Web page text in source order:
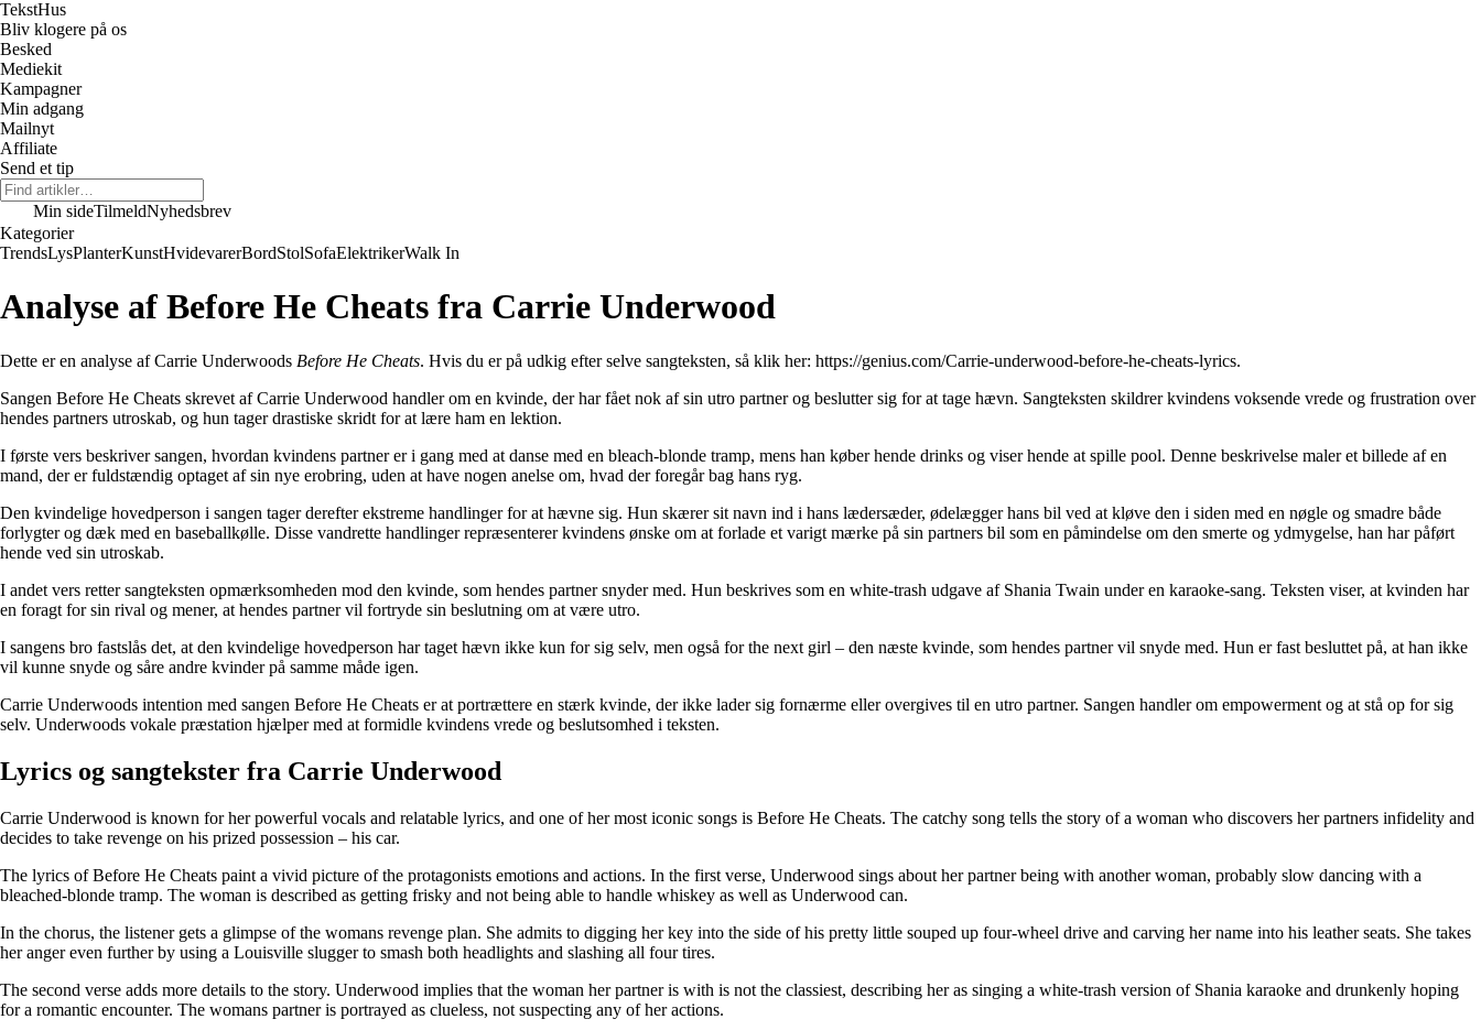
TekstHus
Bliv klogere på os
Besked
Mediekit
Kampagner
Min adgang
Mailnyt
Affiliate
Send et tip
Min sideTilmeldNyhedsbrev
Kategorier
TrendsLysPlanterKunstHvidevarerBordStolSofaElektrikerWalk In
Analyse af Before He Cheats fra Carrie Underwood
Dette er en analyse af Carrie Underwoods Before He Cheats. Hvis du er på udkig efter selve sangteksten, så klik her: https://genius.com/Carrie-underwood-before-he-cheats-lyrics.
Sangen Before He Cheats skrevet af Carrie Underwood handler om en kvinde, der har fået nok af sin utro partner og beslutter sig for at tage hævn. Sangteksten skildrer kvindens voksende vrede og frustration over
hendes partners utroskab, og hun tager drastiske skridt for at lære ham en lektion.
I første vers beskriver sangen, hvordan kvindens partner er i gang med at danse med en bleach-blonde tramp, mens han køber hende drinks og viser hende at spille pool. Denne beskrivelse maler et billede af en
mand, der er fuldstændig optaget af sin nye erobring, uden at have nogen anelse om, hvad der foregår bag hans ryg.
Den kvindelige hovedperson i sangen tager derefter ekstreme handlinger for at hævne sig. Hun skærer sit navn ind i hans lædersæder, ødelægger hans bil ved at kløve den i siden med en nøgle og smadre både
forlygter og dæk med en baseballkølle. Disse vandrette handlinger repræsenterer kvindens ønske om at forlade et varigt mærke på sin partners bil som en påmindelse om den smerte og ydmygelse, han har påført
hende ved sin utroskab.
I andet vers retter sangteksten opmærksomheden mod den kvinde, som hendes partner snyder med. Hun beskrives som en white-trash udgave af Shania Twain under en karaoke-sang. Teksten viser, at kvinden har
en foragt for sin rival og mener, at hendes partner vil fortryde sin beslutning om at være utro.
I sangens bro fastslås det, at den kvindelige hovedperson har taget hævn ikke kun for sig selv, men også for the next girl – den næste kvinde, som hendes partner vil snyde med. Hun er fast besluttet på, at han ikke
vil kunne snyde og såre andre kvinder på samme måde igen.
Carrie Underwoods intention med sangen Before He Cheats er at portrættere en stærk kvinde, der ikke lader sig fornærme eller overgives til en utro partner. Sangen handler om empowerment og at stå op for sig
selv. Underwoods vokale præstation hjælper med at formidle kvindens vrede og beslutsomhed i teksten.
Lyrics og sangtekster fra Carrie Underwood
Carrie Underwood is known for her powerful vocals and relatable lyrics, and one of her most iconic songs is Before He Cheats. The catchy song tells the story of a woman who discovers her partners infidelity and
decides to take revenge on his prized possession – his car.
The lyrics of Before He Cheats paint a vivid picture of the protagonists emotions and actions. In the first verse, Underwood sings about her partner being with another woman, probably slow dancing with a
bleached-blonde tramp. The woman is described as getting frisky and not being able to handle whiskey as well as Underwood can.
In the chorus, the listener gets a glimpse of the womans revenge plan. She admits to digging her key into the side of his pretty little souped up four-wheel drive and carving her name into his leather seats. She takes
her anger even further by using a Louisville slugger to smash both headlights and slashing all four tires.
The second verse adds more details to the story. Underwood implies that the woman her partner is with is not the classiest, describing her as singing a white-trash version of Shania karaoke and drunkenly hoping
for a romantic encounter. The womans partner is portrayed as clueless, not suspecting any of her actions.